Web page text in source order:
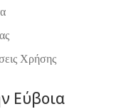
Xρήσης
Εύβοια